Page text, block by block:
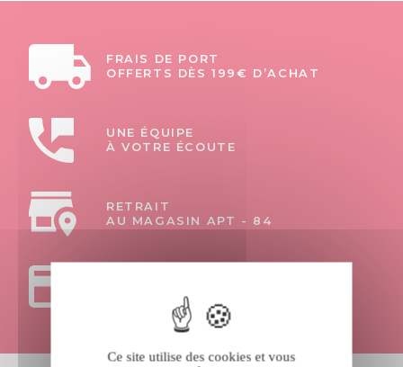
FRAIS DE PORT
OFFERTS DÈS 199€ D’ACHAT
UNE ÉQUIPE
À VOTRE ÉCOUTE
RETRAIT
AU MAGASIN APT - 84
Ce site utilise des cookies et vous